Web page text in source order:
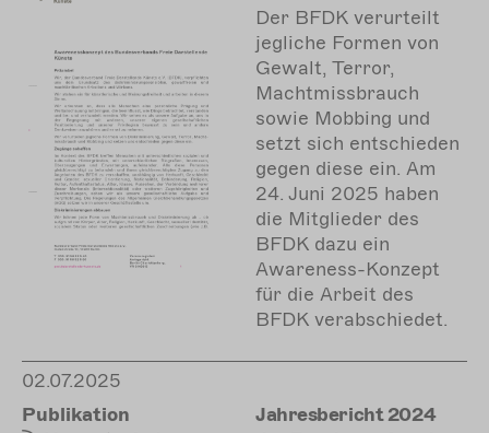
Der BFDK verurteilt
jegliche Formen von
Gewalt, Terror,
Machtmissbrauch
sowie Mobbing und
setzt sich entschieden
gegen diese ein. Am
24. Juni 2025 haben
die Mitglieder des
BFDK dazu ein
Awareness-Konzept
für die Arbeit des
BFDK verabschiedet.
02.07.2025
Publikation
Jahresbericht 2024